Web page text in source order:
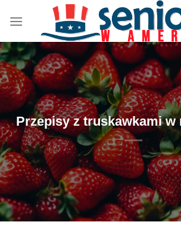
zawartości
Przepisy z truskawkami w